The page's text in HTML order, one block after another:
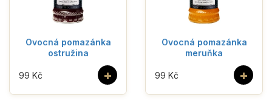
Ovocná pomazánka
ostružina
+
99 Kč
Ovocná pomazánka
meruňka
+
99 Kč